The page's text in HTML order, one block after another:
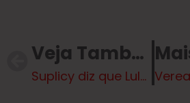
Veja Também
Suplicy diz que Lula poderá aceitar ser candidato à reeleição se estiver bem de saúde